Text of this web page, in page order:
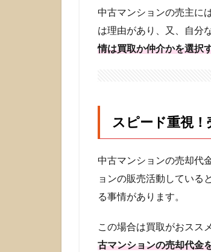
買取
か仲
介か
を選
重
視！
代金
が即
なら
取」
中古マンションの売主に
は理由があり、又、自分
情は買取か仲介かを選択
スピード重視！
中古マンションの売却代
ョンの販売活動している
る事情があります。
この場合は買取がおスス
古マンションの売却代金